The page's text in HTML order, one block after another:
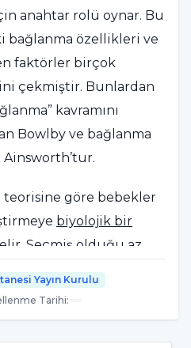
anahtar rolü oynar. Bu
bağlanma özellikleri ve
faktörler birçok
çekmiştir. Bunlardan
kavramını
Bowlby ve bağlanma
teorisine göre bebekler
biyolojik bir
Seçmiş olduğu az
davranışı, stres
bağlanma ise
Yayın Kurulu
Tarihi: